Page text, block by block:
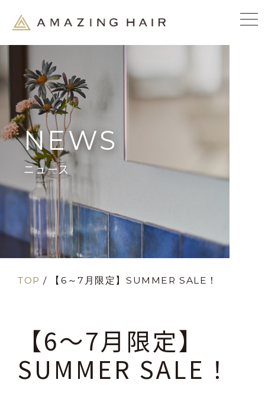
NEWS
ニュース
TOP / 【6～7月限定】SUMMER SALE！
【6～7月限定】
SUMMER SALE！